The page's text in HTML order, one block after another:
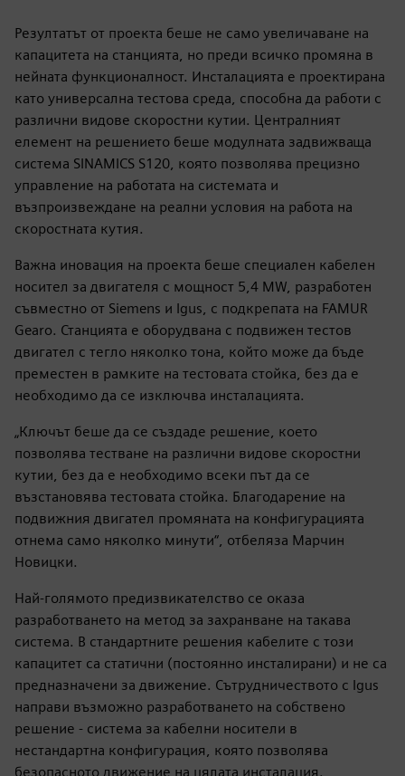
Резултатът от проекта беше не само увеличаване на
капацитета на станцията, но преди всичко промяна в
нейната функционалност. Инсталацията е проектирана
като универсална тестова среда, способна да работи с
различни видове скоростни кутии. Централният
елемент на решението беше модулната задвижваща
система SINAMICS S120, която позволява прецизно
управление на работата на системата и
възпроизвеждане на реални условия на работа на
скоростната кутия.
Важна иновация на проекта беше специален кабелен
носител за двигателя с мощност 5,4 MW, разработен
съвместно от Siemens и Igus, с подкрепата на FAMUR
Gearo. Станцията е оборудвана с подвижен тестов
двигател с тегло няколко тона, който може да бъде
преместен в рамките на тестовата стойка, без да е
необходимо да се изключва инсталацията.
„Ключът беше да се създаде решение, което
позволява тестване на различни видове скоростни
кутии, без да е необходимо всеки път да се
възстановява тестовата стойка. Благодарение на
подвижния двигател промяната на конфигурацията
отнема само няколко минути“, отбеляза Марчин
Новицки.
Най-голямото предизвикателство се оказа
разработването на метод за захранване на такава
система. В стандартните решения кабелите с този
капацитет са статични (постоянно инсталирани) и не са
предназначени за движение. Сътрудничеството с Igus
направи възможно разработването на собствено
решение - система за кабелни носители в
нестандартна конфигурация, която позволява
безопасното движение на цялата инсталация.